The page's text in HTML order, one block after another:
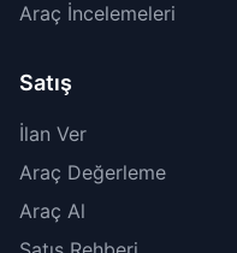
Araç İncelemeleri
Satış
İlan Ver
Araç Değerleme
Araç Al